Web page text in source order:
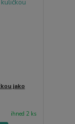
jako
ihned 2 ks